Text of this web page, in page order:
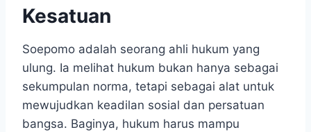
Kesatuan
Soepomo adalah seorang ahli hukum yang
ulung. Ia melihat hukum bukan hanya sebagai
sekumpulan norma, tetapi sebagai alat untuk
mewujudkan keadilan sosial dan persatuan
bangsa. Baginya, hukum harus mampu